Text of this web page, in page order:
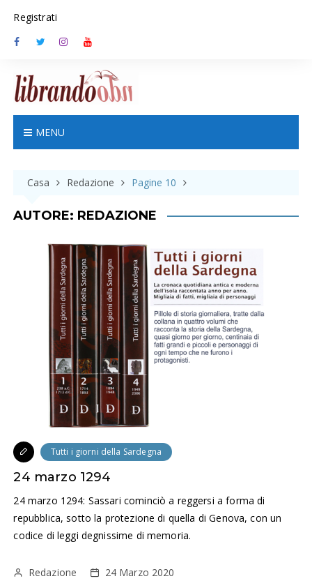
Registrati
MENU
Casa Redazione Pagine 10
AUTORE: REDAZIONE
Tutti i giorni della Sardegna
24 marzo 1294
24 marzo 1294: Sassari cominciò a reggersi a forma di
repubblica, sotto la protezione di quella di Genova, con un
codice di leggi degnissime di memoria.
Redazione 24 Marzo 2020